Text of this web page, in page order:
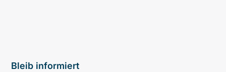
Bleib informiert